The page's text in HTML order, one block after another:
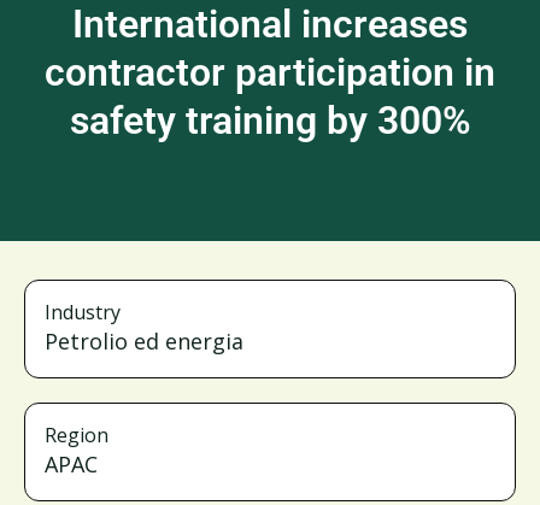
International increases
contractor participation in
safety training by 300%
Industry
Petrolio ed energia
Region
APAC